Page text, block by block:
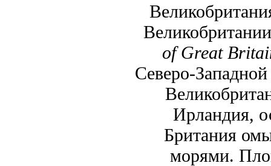
of Great
Северо-
Ирландия,
Британия
морями.